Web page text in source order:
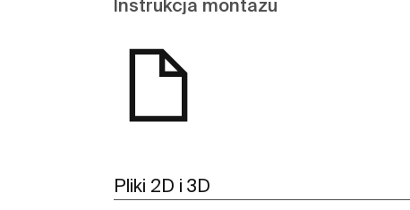
Instrukcja montażu
Pliki 2D i 3D